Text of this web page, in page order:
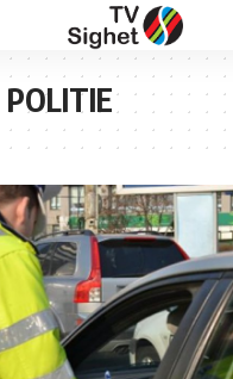
POLITIE